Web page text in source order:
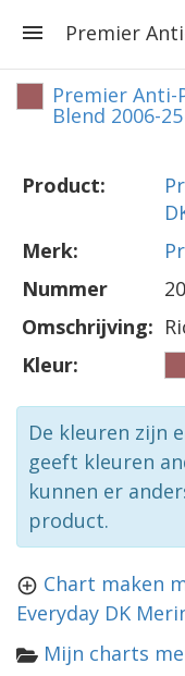
Premier Anti-
Blend 2006-
Product:
Merk:
Nummer
Omschrijving:
Kleur:
De kleuren zijn
geeft kleuren
kunnen er
product.
Chart maken
Everyday DK
Mijn charts